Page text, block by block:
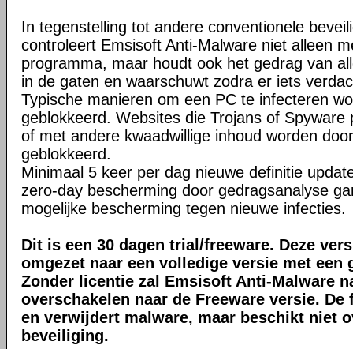
In tegenstelling tot andere conventionele
controleert Emsisoft Anti-Malware niet alleen
programma, maar houdt ook het gedrag van
in de gaten en waarschuwt zodra er iets
Typische manieren om een PC te infecteren
geblokkeerd. Websites die Trojans of Spyware
of met andere kwaadwillige inhoud worden
geblokkeerd.
Minimaal 5 keer per dag nieuwe definitie
zero-day bescherming door gedragsanalyse
mogelijke bescherming tegen nieuwe infecties.
Dit is een 30 dagen trial/freeware. Deze
omgezet naar een volledige versie met een
Zonder licentie zal Emsisoft Anti-Malware
overschakelen naar de Freeware versie.
en verwijdert malware, maar beschikt niet
beveiliging.